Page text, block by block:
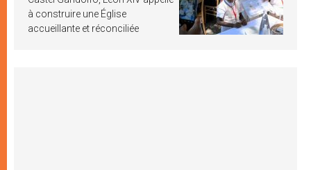
à construire une Église
accueillante et réconciliée